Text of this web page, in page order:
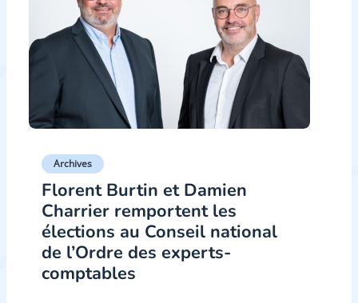
Archives
Florent Burtin et Damien
Charrier remportent les
élections au Conseil national
de l’Ordre des experts-
comptables